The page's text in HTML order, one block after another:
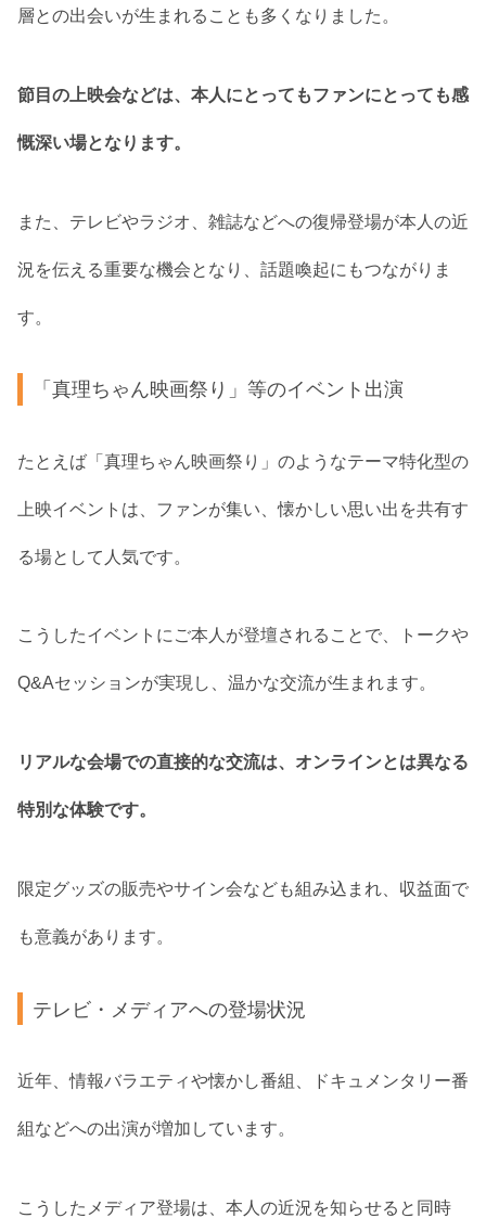
層との出会いが生まれることも多くなりました。
節目の上映会などは、本人にとってもファンにとっても感
慨深い場となります。
また、テレビやラジオ、雑誌などへの復帰登場が本人の近
況を伝える重要な機会となり、話題喚起にもつながりま
す。
「真理ちゃん映画祭り」等のイベント出演
たとえば「真理ちゃん映画祭り」のようなテーマ特化型の
上映イベントは、ファンが集い、懐かしい思い出を共有す
る場として人気です。
こうしたイベントにご本人が登壇されることで、トークや
Q&Aセッションが実現し、温かな交流が生まれます。
リアルな会場での直接的な交流は、オンラインとは異なる
特別な体験です。
限定グッズの販売やサイン会なども組み込まれ、収益面で
も意義があります。
テレビ・メディアへの登場状況
近年、情報バラエティや懐かし番組、ドキュメンタリー番
組などへの出演が増加しています。
こうしたメディア登場は、本人の近況を知らせると同時